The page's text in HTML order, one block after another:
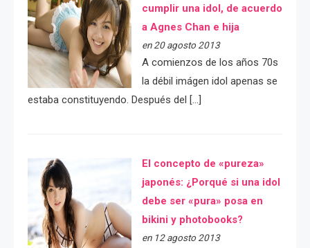
cumplir una idol, de acuerdo
a Agnes Chan e hija
en 20 agosto 2013
A comienzos de los años 70s
la débil imágen idol apenas se
estaba constituyendo. Después del […]
El concepto de «pureza»
japonés: ¿Porqué si una idol
debe ser «pura» posa en
bikini y photobooks?
en 12 agosto 2013